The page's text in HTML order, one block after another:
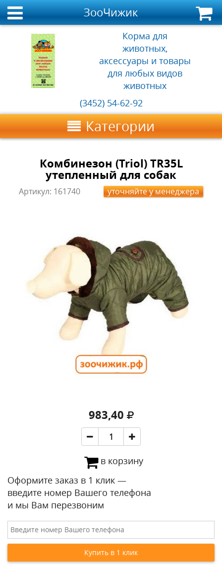
ЗооЧижик
Корма для
животных,
аксессуары и товары
для любых видов
животных
(3452) 54-62-92
Категории
Комбинезон (Triol) TR35L
утепленный для собак
Артикул: 161740 уточняйте у менеджера
983,40
в корзину
Оформите заказ в 1 клик —
введите номер Вашего телефона
и мы Вам перезвоним